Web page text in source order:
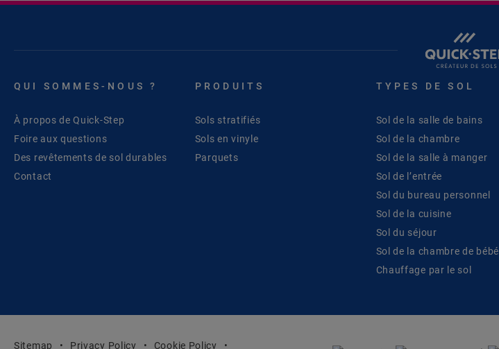
QUI SOMMES-NOUS ?
À propos de Quick-Step
Foire aux questions
Des revêtements de sol durables
Contact
PRODUITS
Sols stratifiés
Sols en vinyle
Parquets
TYPES DE SOL
Sol de la salle de bains
Sol de la chambre
Sol de la salle à manger
Sol de l’entrée
Sol du bureau personnel
Sol de la cuisine
Sol du séjour
Sol de la chambre de bébé
Chauffage par le sol
Sitemap Privacy Policy Cookie Policy